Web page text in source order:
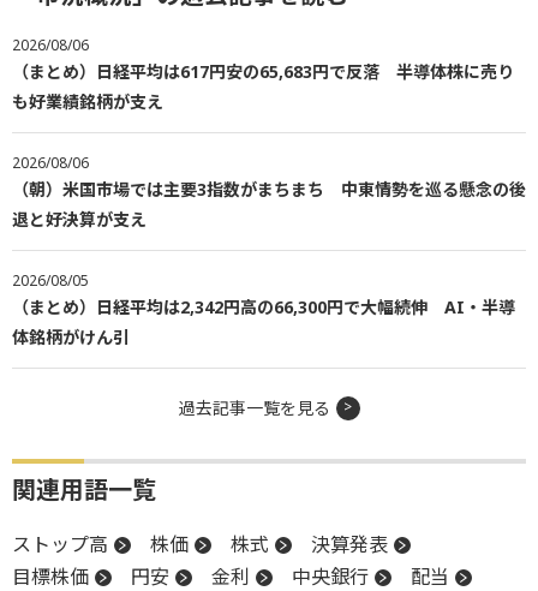
2026/08/06
（まとめ）日経平均は617円安の65,683円で反落 半導体株に売り
も好業績銘柄が支え
2026/08/06
（朝）米国市場では主要3指数がまちまち 中東情勢を巡る懸念の後
退と好決算が支え
2026/08/05
（まとめ）日経平均は2,342円高の66,300円で大幅続伸 AI・半導
体銘柄がけん引
過去記事一覧を見る
関連用語一覧
ストップ高 株価 株式
決算発表
目標株価
円安 金利 中央銀行
配当